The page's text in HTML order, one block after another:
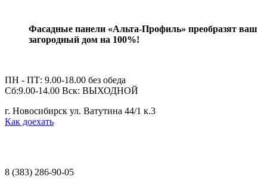
Фасадные панели «Альта-Профиль» преобразят ваш
загородный дом на 100%!
ПН - ПТ: 9.00-18.00 без обеда
Сб:9.00-14.00 Вск: ВЫХОДНОЙ
г. Новосибирск ул. Ватутина 44/1 к.3
Как доехать
8 (383) 286-90-05